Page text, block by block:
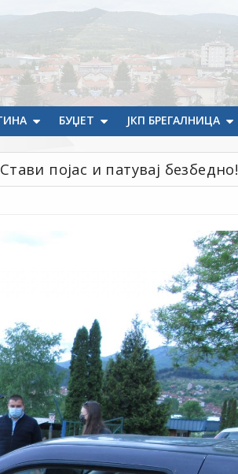
БУЏЕТ ЈКП БРЕГАЛНИЦА
појас и патувај безбедно!